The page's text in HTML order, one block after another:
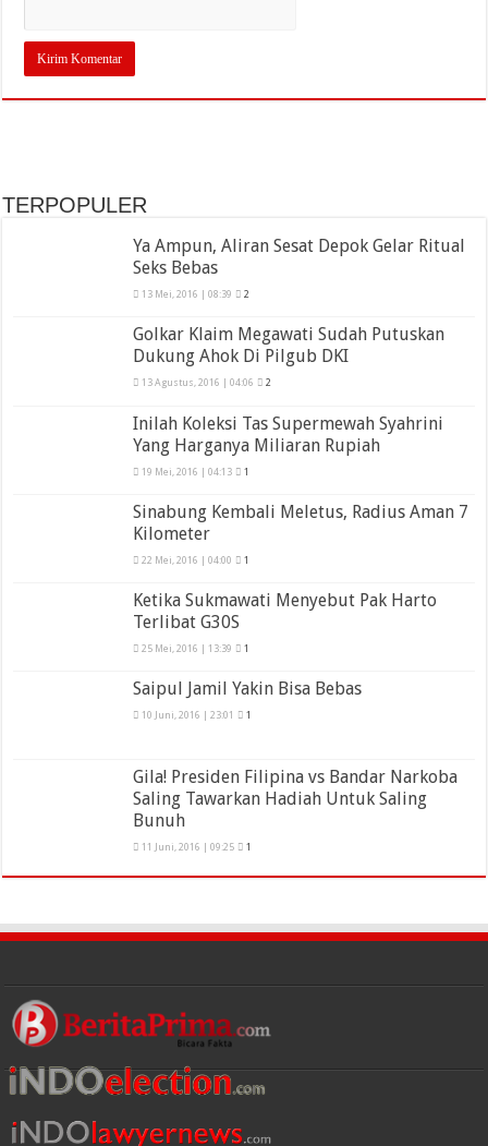
TERPOPULER
Ya Ampun, Aliran Sesat Depok Gelar Ritual
Seks Bebas
13 Mei, 2016 | 08:39 2
Golkar Klaim Megawati Sudah Putuskan
Dukung Ahok Di Pilgub DKI
13 Agustus, 2016 | 04:06 2
Inilah Koleksi Tas Supermewah Syahrini
Yang Harganya Miliaran Rupiah
19 Mei, 2016 | 04:13 1
Sinabung Kembali Meletus, Radius Aman 7
Kilometer
22 Mei, 2016 | 04:00 1
Ketika Sukmawati Menyebut Pak Harto
Terlibat G30S
25 Mei, 2016 | 13:39 1
Saipul Jamil Yakin Bisa Bebas
10 Juni, 2016 | 23:01 1
Gila! Presiden Filipina vs Bandar Narkoba
Saling Tawarkan Hadiah Untuk Saling
Bunuh
11 Juni, 2016 | 09:25 1